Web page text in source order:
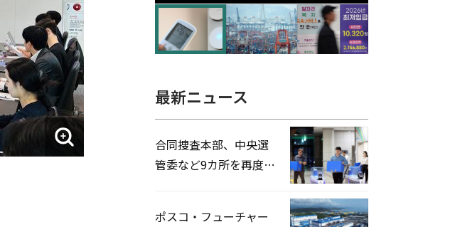
高更新の可能性に需給対応体制を点
検
最新ニュース
合同捜査本部、中央選
管委など9カ所を再度家
ポスコ・フューチャー